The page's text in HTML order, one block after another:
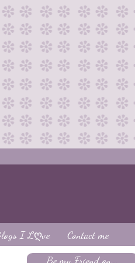
I Lღve
Contact me
Be my Friend on...